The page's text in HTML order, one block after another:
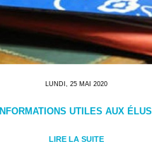
LUNDI, 25 MAI 2020
INFORMATIONS UTILES AUX ÉLUS
LIRE LA SUITE